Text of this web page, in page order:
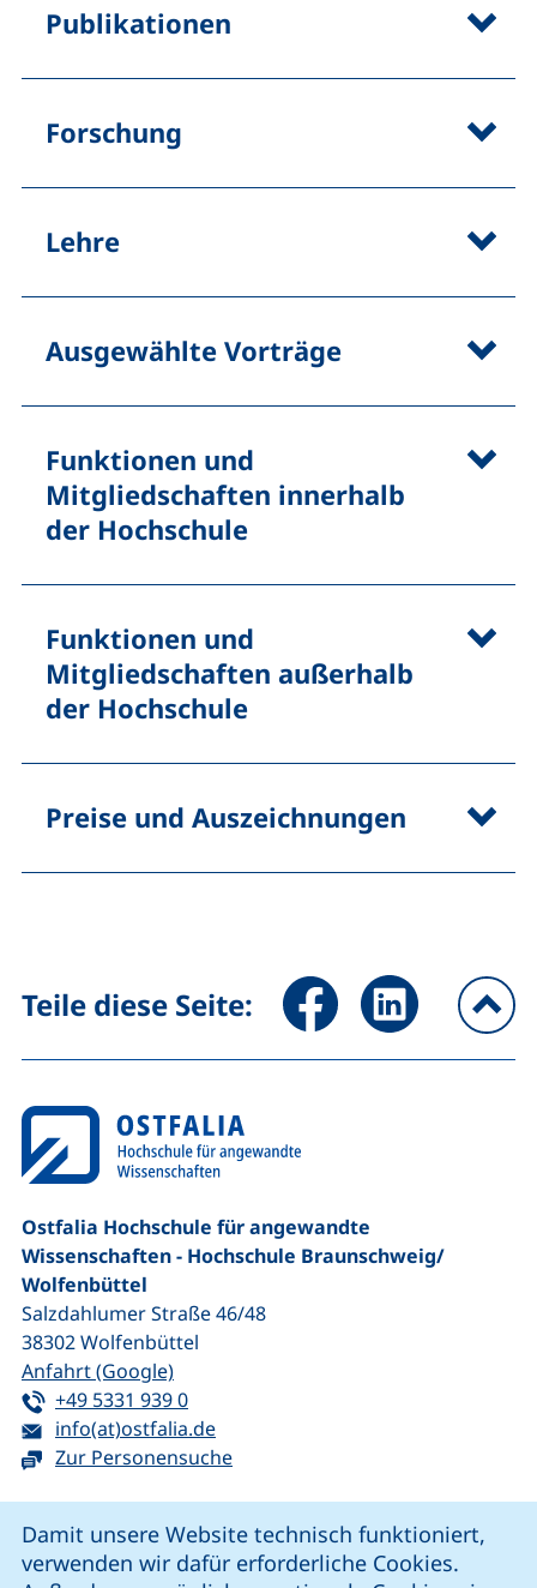
Damit unsere Website technisch funktioniert,
verwenden wir dafür erforderliche Cookies.
Publikationen
Forschung
Lehre
Ausgewählte Vorträge
Funktionen und
Mitgliedschaften innerhalb
der Hochschule
Funktionen und
Mitgliedschaften außerhalb
der Hochschule
Preise und Auszeichnungen
Teile diese Seite: Seite über Facebook teilen
Seite über
Ostfalia Hochschule für angewandte
Wissenschaften - Hochschule Braunschweig/​
Wolfenbüttel
Salzdahlumer Straße 46/48
38302Wolfenbüttel
Anfahrt (Google)(externer Link, öffnet neues Fenster)
Tel:
+49 5331 939 0(startet einen Telefonanruf, wenn Ihr
E-Mail:
info(at)ostfalia.de(öffnet Ihr E-Mail-Programm)
Zur Personensuche
unsere Facebook-Seite (externer Link, öffnet neues
unsere LinkedIn-Seite (externer Link, öffnet
unsere Instagram-Seite (externer Link,
unsere YouTube-Seite (externer